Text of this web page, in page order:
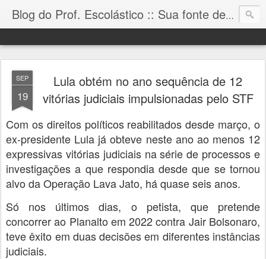
Blog do Prof. Escolástico :: Sua fonte de informação!
SEP
19
Lula obtém no ano sequência de 12
vitórias judiciais impulsionadas pelo STF
Com os direitos políticos reabilitados desde março, o
ex-presidente Lula já obteve neste ano ao menos 12
expressivas vitórias judiciais na série de processos e
investigações a que respondia desde que se tornou
alvo da Operação Lava Jato, há quase seis anos.
Só nos últimos dias, o petista, que pretende
concorrer ao Planalto em 2022 contra Jair Bolsonaro,
teve êxito em duas decisões em diferentes instâncias
judiciais.